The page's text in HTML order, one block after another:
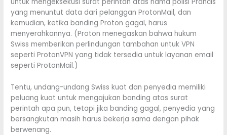
yang menuntut data dari pelanggan ProtonMail, dan
kemudian, ketika banding Proton gagal, harus
menyerahkannya. (Proton menegaskan bahwa hukum
Swiss memberikan perlindungan tambahan untuk VPN
seperti ProtonVPN yang tidak tersedia untuk layanan email
seperti ProtonMail.)
Tentu, undang-undang Swiss kuat dan penyedia memiliki
peluang kuat untuk mengajukan banding atas surat
perintah apa pun, tetapi jika banding gagal, penyedia yang
bersangkutan masih harus bekerja sama dengan pihak
berwenang.